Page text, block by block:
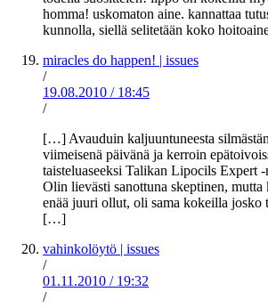
homma! uskomaton aine. kannattaa
kunnolla, siellä selitetään koko
miracles do happen! | issues
/
19.08.2010 / 18:45
/
[…] Avauduin kaljuuntuneesta
viimeisenä päivänä ja kerroin
taisteluaseeksi Talikan Lipocils Expert
Olin lievästi sanottuna skeptinen, mutta
enää juuri ollut, oli sama kokeilla josko
[…]
vahinkolöytö | issues
/
01.11.2010 / 19:32
/